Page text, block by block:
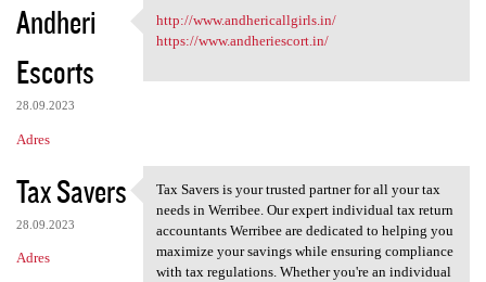
Andheri
Escorts
28.09.2023
Adres
http://www.andhericallgirls
http://www.andhericallgirls.in/
https://www.andheriescort.in/
Tax Savers
28.09.2023
Adres
Tax Savers is your trusted
Tax Savers is your trusted partner for all your tax
needs in Werribee. Our expert individual tax return
accountants Werribee are dedicated to helping you
maximize your savings while ensuring compliance
with tax regulations. Whether you're an individual